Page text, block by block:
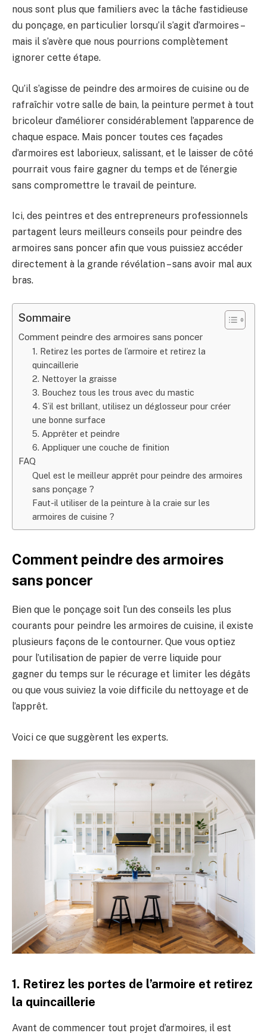
nous sont plus que familiers avec la tâche fastidieuse
du ponçage, en particulier lorsqu’il s’agit d’armoires –
mais il s’avère que nous pourrions complètement
ignorer cette étape.
Qu’il s’agisse de peindre des armoires de cuisine ou de
rafraîchir votre salle de bain, la peinture permet à tout
bricoleur d’améliorer considérablement l’apparence de
chaque espace. Mais poncer toutes ces façades
d’armoires est laborieux, salissant, et le laisser de côté
pourrait vous faire gagner du temps et de l’énergie
sans compromettre le travail de peinture.
Ici, des peintres et des entrepreneurs professionnels
partagent leurs meilleurs conseils pour peindre des
armoires sans poncer afin que vous puissiez accéder
directement à la grande révélation – sans avoir mal aux
bras.
Sommaire
Comment peindre des armoires sans poncer
1. Retirez les portes de l’armoire et retirez la
quincaillerie
2. Nettoyer la graisse
3. Bouchez tous les trous avec du mastic
4. S’il est brillant, utilisez un déglosseur pour créer
une bonne surface
5. Apprêter et peindre
6. Appliquer une couche de finition
FAQ
Quel est le meilleur apprêt pour peindre des armoires
sans ponçage ?
Faut-il utiliser de la peinture à la craie sur les
armoires de cuisine ?
Comment peindre des armoires
sans poncer
Bien que le ponçage soit l’un des conseils les plus
courants pour peindre les armoires de cuisine, il existe
plusieurs façons de le contourner. Que vous optiez
pour l’utilisation de papier de verre liquide pour
gagner du temps sur le récurage et limiter les dégâts
ou que vous suiviez la voie difficile du nettoyage et de
l’apprêt.
Voici ce que suggèrent les experts.
1. Retirez les portes de l’armoire et retirez
la quincaillerie
Avant de commencer tout projet d’armoires, il est